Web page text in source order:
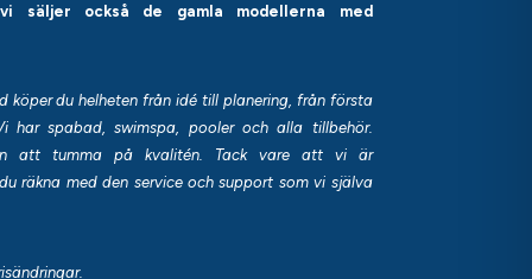
säljer också de gamla modellerna med
köper du helheten från idé till planering, från första
spabad, swimspa, pooler och alla tillbehör.
att tumma på kvalitén. Tack vare att vi är
räkna med den service och support som vi själva